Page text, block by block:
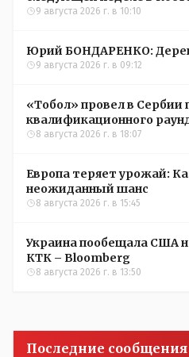
9 августа 2026 г. в 10:10
Юрий БОНДАРЕНКО:
9 августа 2026 г. в 09:12
«Тобол» провел в
квалификационного
УЕФА
8 августа 2026 г. в 18:07
Европа теряет урожай:
неожиданный шанс
8 августа 2026 г. в 15:45
Украина пообещала США
КТК – Bloomberg
8 августа 2026 г. в 13:50
Последние сообщения